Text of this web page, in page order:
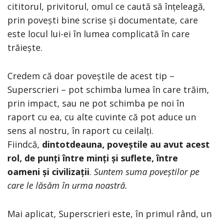
cititorul, privitorul, omul ce caută să înțeleagă,
prin povești bine scrise și documentate, care
este locul lui-ei în lumea complicată în care
trăiește.
Credem că doar poveștile de acest tip –
Superscrieri – pot schimba lumea în care trăim,
prin impact, sau ne pot schimba pe noi în
raport cu ea, cu alte cuvinte că pot aduce un
sens al nostru, în raport cu ceilalți.
Fiindcă, dintotdeauna, poveștile au avut acest
rol, de punți între minți și suflete, între
oameni și civilizații. Suntem suma poveștilor pe
care le lăsăm în urma noastră.
Mai aplicat, Superscrieri este, în primul rând, un